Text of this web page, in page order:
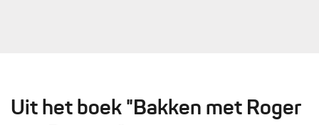
Uit het boek "Bakken met Roger